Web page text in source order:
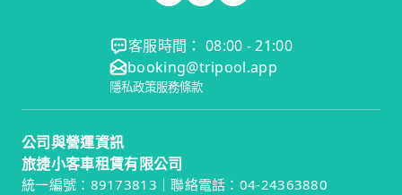
客服時間： 08:00 - 21:00
booking@tripool.app
隱私政策服務條款
公司與營運資訊
旅捷小客車租賃有限公司
統一編號：89173813｜聯絡電話：04-24363880